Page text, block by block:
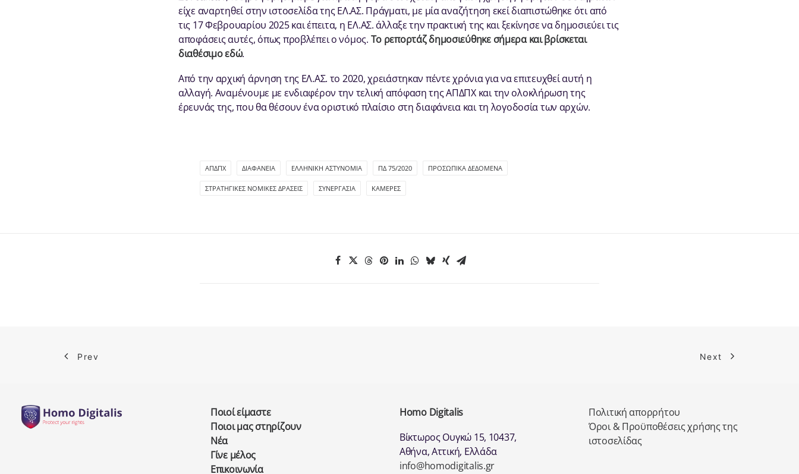
είχε αναρτηθεί στην ιστοσελίδα της ΕΛ.ΑΣ. Πράγματι, με μία αναζήτηση εκεί διαπιστώθηκε ότι από
τις 17 Φεβρουαρίου 2025 και έπειτα, η ΕΛ.ΑΣ. άλλαξε την πρακτική της και ξεκίνησε να δημοσιεύει τις
αποφάσεις αυτές, όπως προβλέπει ο νόμος. Το ρεπορτάζ δημοσιεύθηκε σήμερα και βρίσκεται
διαθέσιμο εδώ.
Από την αρχική άρνηση της ΕΛ.ΑΣ. το 2020, χρειάστηκαν πέντε χρόνια για να επιτευχθεί αυτή η
αλλαγή. Αναμένουμε με ενδιαφέρον την τελική απόφαση της ΑΠΔΠΧ και την ολοκλήρωση της
έρευνάς της, που θα θέσουν ένα οριστικό πλαίσιο στη διαφάνεια και τη λογοδοσία των αρχών.
ΑΠΔΠΧ ΔΙΑΦΆΝΕΙΑ ΕΛΛΗΝΙΚΉ ΑΣΤΥΝΟΜΊΑ ΠΔ 75/2020 ΠΡΟΣΩΠΙΚΆ ΔΕΔΟΜΈΝΑ
ΣΤΡΑΤΗΓΙΚΈΣ ΝΟΜΙΚΈΣ ΔΡΆΣΕΙΣ ΣΥΝΕΡΓΑΣΊΑ ΚΑΜΕΡΕΣ
Prev Next
Ποιοί είμαστε
Ποιοι μας στηρίζουν
Νέα
Γίνε μέλος
Επικοινωνία
Homo Digitalis
Βίκτωρος Ουγκώ 15, 10437,
Αθήνα, Αττική, Ελλάδα
info@homodigitalis.gr
Πολιτική απορρήτου
Όροι & Προϋποθέσεις χρήσης της
ιστοσελίδας